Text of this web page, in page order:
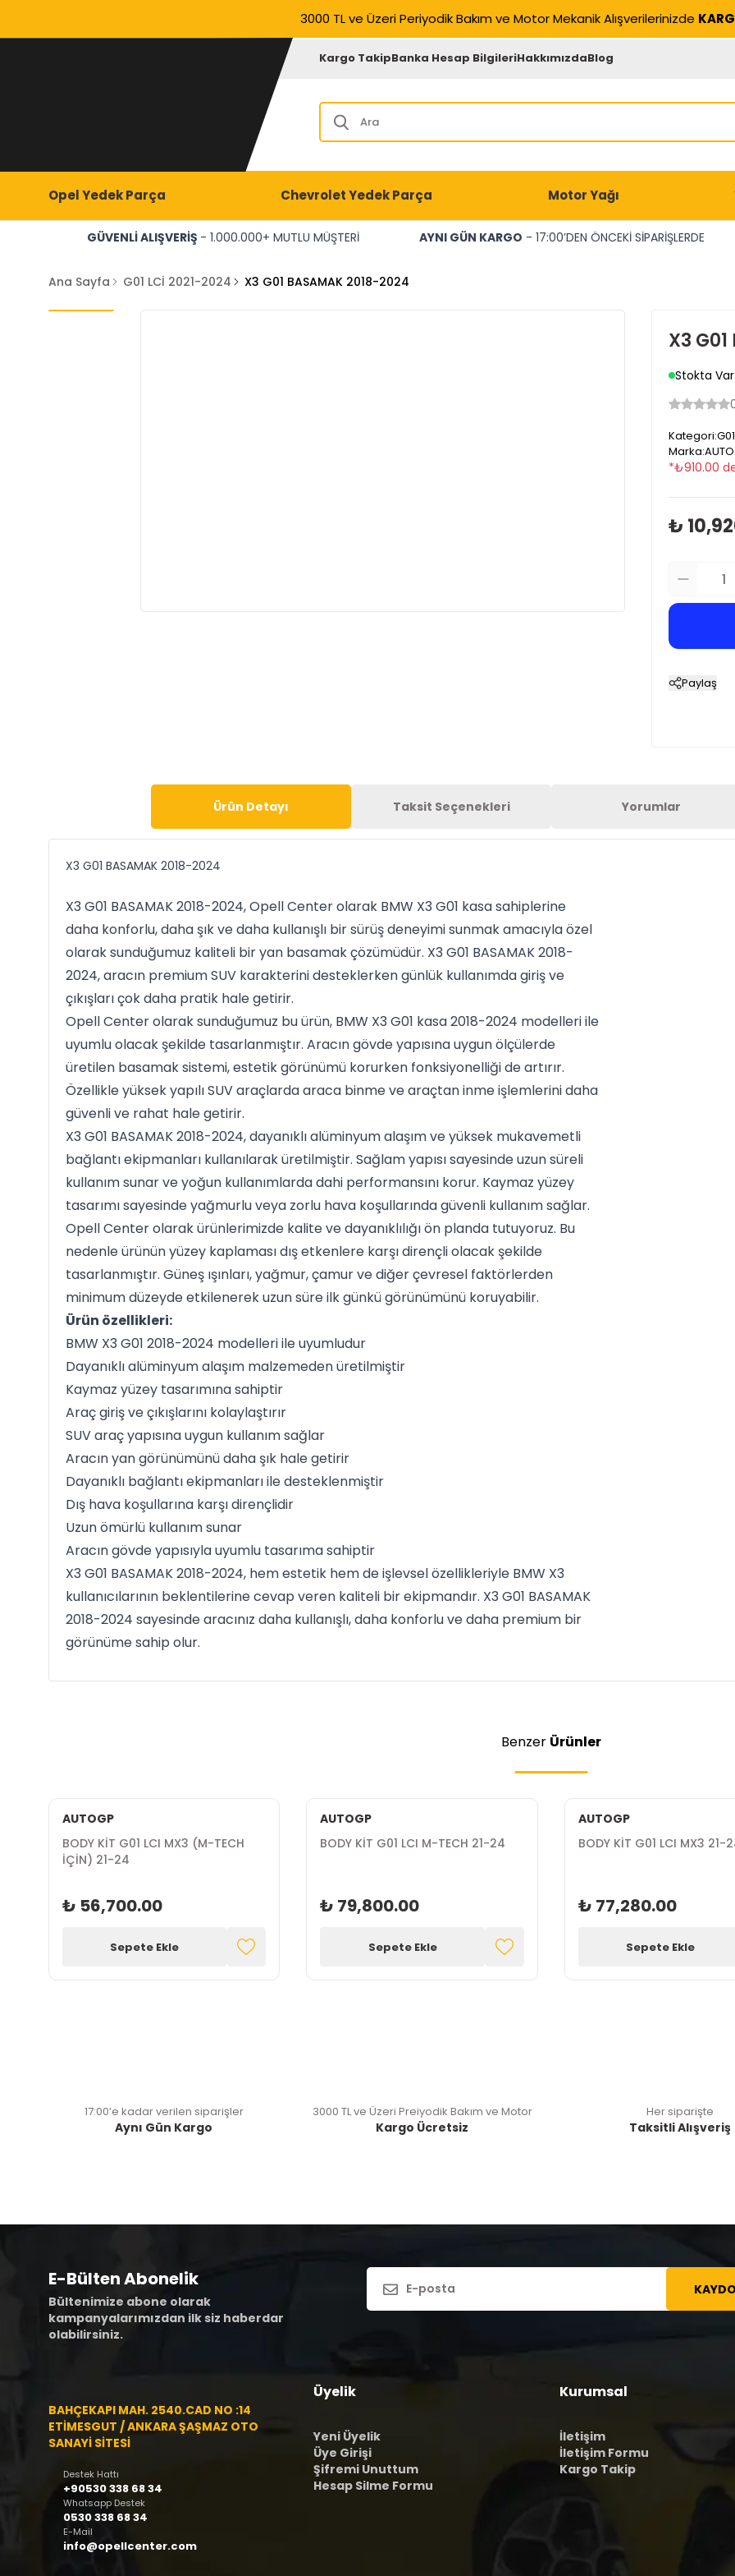
3000 TL ve Üzeri Periyodik Bakım ve Motor Mekanik Alışverilerinizde
Kargo TakipBanka Hesap BilgileriHakkımızdaBlog
Opel Yedek Parça Chevrolet Yedek Parça Motor Yağı
GÜVENLİ ALIŞVERİŞ - 1.000.000+ MUTLU MÜŞTERİ AYNI GÜN KARGO - 17:00’DEN ÖNCEKİ SİPARİŞLERDE
Ana Sayfa G01 LCİ 2021-2024 X3 G01 BASAMAK 2018-2024
X3
Stokta Var
Kategori:
Marka:
*₺910.00
₺
Paylaş
Ürün Detayı Taksit Seçenekleri Yorumlar
X3 G01 BASAMAK 2018-2024
X3 G01 BASAMAK 2018-2024, Opell Center olarak BMW X3 G01 kasa sahiplerine
daha konforlu, daha şık ve daha kullanışlı bir sürüş deneyimi sunmak amacıyla özel
olarak sunduğumuz kaliteli bir yan basamak çözümüdür. X3 G01 BASAMAK 2018-
2024, aracın premium SUV karakterini desteklerken günlük kullanımda giriş ve
çıkışları çok daha pratik hale getirir.
Opell Center olarak sunduğumuz bu ürün, BMW X3 G01 kasa 2018-2024 modelleri ile
uyumlu olacak şekilde tasarlanmıştır. Aracın gövde yapısına uygun ölçülerde
üretilen basamak sistemi, estetik görünümü korurken fonksiyonelliği de artırır.
Özellikle yüksek yapılı SUV araçlarda araca binme ve araçtan inme işlemlerini daha
güvenli ve rahat hale getirir.
X3 G01 BASAMAK 2018-2024, dayanıklı alüminyum alaşım ve yüksek mukavemetli
bağlantı ekipmanları kullanılarak üretilmiştir. Sağlam yapısı sayesinde uzun süreli
kullanım sunar ve yoğun kullanımlarda dahi performansını korur. Kaymaz yüzey
tasarımı sayesinde yağmurlu veya zorlu hava koşullarında güvenli kullanım sağlar.
Opell Center olarak ürünlerimizde kalite ve dayanıklılığı ön planda tutuyoruz. Bu
nedenle ürünün yüzey kaplaması dış etkenlere karşı dirençli olacak şekilde
tasarlanmıştır. Güneş ışınları, yağmur, çamur ve diğer çevresel faktörlerden
minimum düzeyde etkilenerek uzun süre ilk günkü görünümünü koruyabilir.
Ürün özellikleri:
BMW X3 G01 2018-2024 modelleri ile uyumludur
Dayanıklı alüminyum alaşım malzemeden üretilmiştir
Kaymaz yüzey tasarımına sahiptir
Araç giriş ve çıkışlarını kolaylaştırır
SUV araç yapısına uygun kullanım sağlar
Aracın yan görünümünü daha şık hale getirir
Dayanıklı bağlantı ekipmanları ile desteklenmiştir
Dış hava koşullarına karşı dirençlidir
Uzun ömürlü kullanım sunar
Aracın gövde yapısıyla uyumlu tasarıma sahiptir
X3 G01 BASAMAK 2018-2024, hem estetik hem de işlevsel özellikleriyle BMW X3
kullanıcılarının beklentilerine cevap veren kaliteli bir ekipmandır. X3 G01 BASAMAK
2018-2024 sayesinde aracınız daha kullanışlı, daha konforlu ve daha premium bir
görünüme sahip olur.
Benzer Ürünler
AUTOGP
BODY KİT G01 LCI MX3 (M-TECH
İÇİN) 21-24
₺ 56,700.00
Sepete Ekle
AUTOGP
BODY KİT G01 LCI M-TECH 21-24
₺ 79,800.00
Sepete Ekle
AUTOGP
BODY KİT G01 LCI MX3 21-
₺ 77,280.00
Sepete Ekle
17:00’e kadar verilen siparişler
Aynı Gün Kargo
3000 TL ve Üzeri Preiyodik Bakım ve Motor
Kargo Ücretsiz
Her siparişte
Taksitli Alışveriş
E-Bülten Abonelik
Bültenimize abone olarak
kampanyalarımızdan ilk siz haberdar
olabilirsiniz.
BAHÇEKAPI MAH. 2540.CAD NO :14
ETİMESGUT / ANKARA ŞAŞMAZ OTO
SANAYİ SİTESİ
Destek Hattı
+90530 338 68 34
Whatsapp Destek
0530 338 68 34
E-Mail
info@opellcenter.com
Üyelik
Yeni Üyelik
Üye Girişi
Şifremi Unuttum
Hesap Silme Formu
Kurumsal
İletişim
İletişim Formu
Kargo Takip